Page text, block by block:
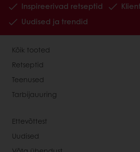
Inspireerivad retseptid
Uudised ja trendid
Kõik tooted
Retseptid
Teenused
Tarbijauuring
Ettevõttest
Uudised